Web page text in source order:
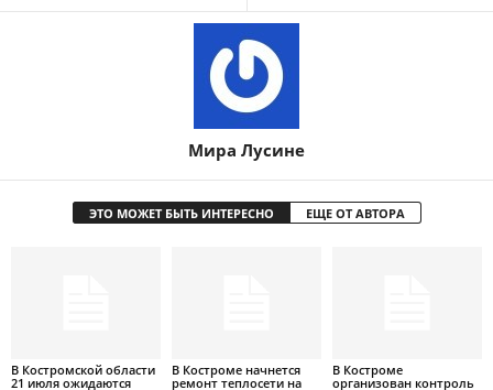
Мира Лусине
ЭТО МОЖЕТ БЫТЬ ИНТЕРЕСНО ЕЩЕ ОТ АВТОРА
В Костромской области
21 июля ожидаются
В Костроме начнется
ремонт теплосети на
В Костроме
организован контроль